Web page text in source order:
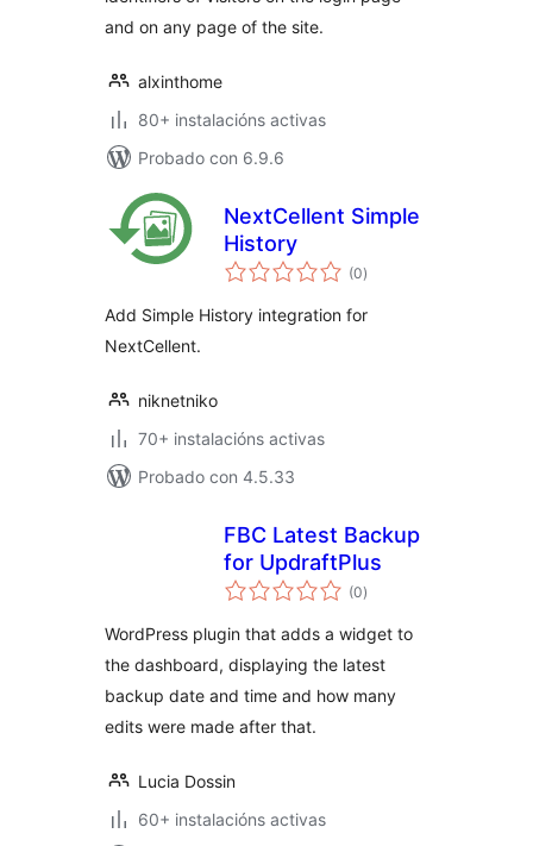
and on any page of the site.
alxinthome
80+ instalacións activas
Probado con 6.9.6
NextCellent Simple
History
(0valoracións
totais
)
Add Simple History integration for
NextCellent.
niknetniko
70+ instalacións activas
Probado con 4.5.33
FBC Latest Backup
for UpdraftPlus
(0valoracións
totais
)
WordPress plugin that adds a widget to
the dashboard, displaying the latest
backup date and time and how many
edits were made after that.
Lucia Dossin
60+ instalacións activas